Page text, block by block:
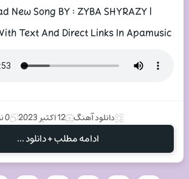
New Song BY : ZYBA SHYRAZY |
Text And Direct Links In Apamusic
دانلود آهنگ 12 اکتبر 2023 0 نظر
ادامه مطلب + دانلود ...